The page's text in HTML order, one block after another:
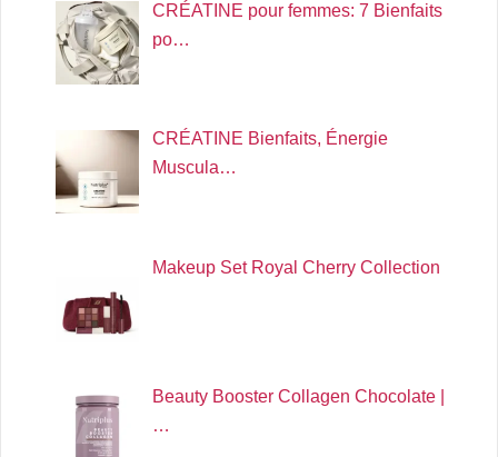
CRÉATINE pour femmes: 7 Bienfaits
po…
CRÉATINE Bienfaits, Énergie
Muscula…
Makeup Set Royal Cherry Collection
Beauty Booster Collagen Chocolate |
…